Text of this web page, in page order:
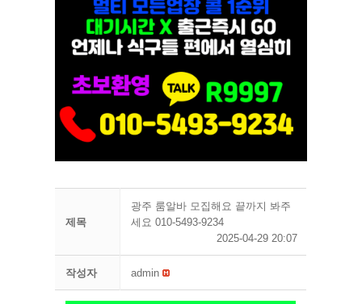
제목
광주 룸알바 모집해요 끝까지 봐주
세요 010-5493-9234
2025-04-29 20:07
작성자 admin